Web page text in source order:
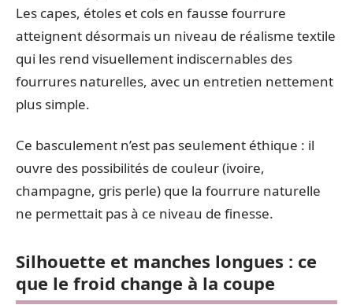
Les capes, étoles et cols en fausse fourrure
atteignent désormais un niveau de réalisme textile
qui les rend visuellement indiscernables des
fourrures naturelles, avec un entretien nettement
plus simple.
Ce basculement n’est pas seulement éthique : il
ouvre des possibilités de couleur (ivoire,
champagne, gris perle) que la fourrure naturelle
ne permettait pas à ce niveau de finesse.
Silhouette et manches longues : ce
que le froid change à la coupe